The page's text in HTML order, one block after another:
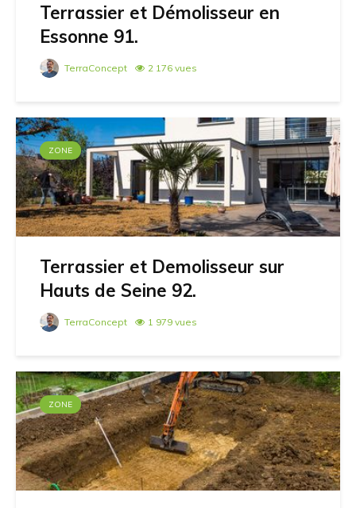
Terrassier et Démolisseur en
Essonne 91.
TerraConcept 2 176 vues
ZONE
Terrassier et Demolisseur sur
Hauts de Seine 92.
TerraConcept 1 979 vues
ZONE